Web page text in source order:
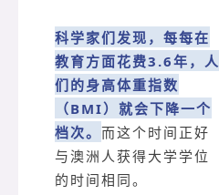
科学家们发现，每每在
教育方面花费3.6年 ，人
们的身高体重指数
（BMI）就会下降一个
档次。 而这个时间正好
与澳洲人获得大学学位
的时间相同。